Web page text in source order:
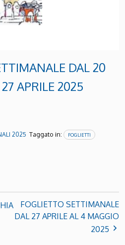
DAL 20
APRILE 2025
2025 Taggato in: FOGLIETTI
FOGLIETTO SETTIMANALE
DAL 27 APRILE AL 4 MAGGIO
2025